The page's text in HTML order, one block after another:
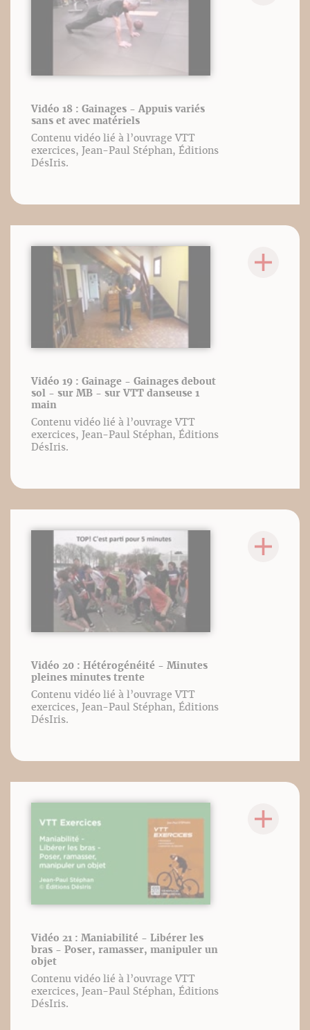
Vidéo 18 : Gainages - Appuis variés
sans et avec matériels
Contenu vidéo lié à l’ouvrage VTT
exercices, Jean-Paul Stéphan, Éditions
DésIris.
Vidéo 19 : Gainage - Gainages debout
sol - sur MB - sur VTT danseuse 1
main
Contenu vidéo lié à l’ouvrage VTT
exercices, Jean-Paul Stéphan, Éditions
DésIris.
Vidéo 20 : Hétérogénéité - Minutes
pleines minutes trente
Contenu vidéo lié à l’ouvrage VTT
exercices, Jean-Paul Stéphan, Éditions
DésIris.
Vidéo 21 : Maniabilité - Libérer les
bras - Poser, ramasser, manipuler un
objet
Contenu vidéo lié à l’ouvrage VTT
exercices, Jean-Paul Stéphan, Éditions
DésIris.